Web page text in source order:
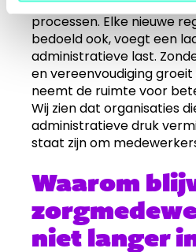
tussen verantwoorde
processen. Elke nieuwe
bedoeld ook, voegt een
administratieve last.
en vereenvoudiging
neemt de ruimte voor
Wij zien dat organisaties
administratieve druk
staat zijn om
Waarom
niet langer